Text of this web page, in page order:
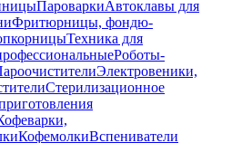
ПароваркиАвтоклавы для
Фритюрницы, фондю-
Техника для
Роботы-
Электровеники,
Стерилизационное
КофемолкиВспениватели